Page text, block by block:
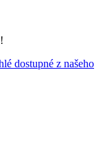
dostupné z našeho